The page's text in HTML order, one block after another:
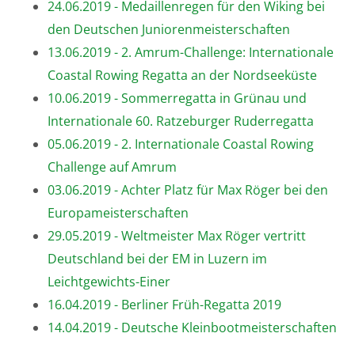
24.06.2019 - Medaillenregen für den Wiking bei
den Deutschen Juniorenmeisterschaften
13.06.2019 - 2. Amrum-Challenge: Internationale
Coastal Rowing Regatta an der Nordseeküste
10.06.2019 - Sommerregatta in Grünau und
Internationale 60. Ratzeburger Ruderregatta
05.06.2019 - 2. Internationale Coastal Rowing
Challenge auf Amrum
03.06.2019 - Achter Platz für Max Röger bei den
Europameisterschaften
29.05.2019 - Weltmeister Max Röger vertritt
Deutschland bei der EM in Luzern im
Leichtgewichts-Einer
16.04.2019 - Berliner Früh-Regatta 2019
14.04.2019 - Deutsche Kleinbootmeisterschaften